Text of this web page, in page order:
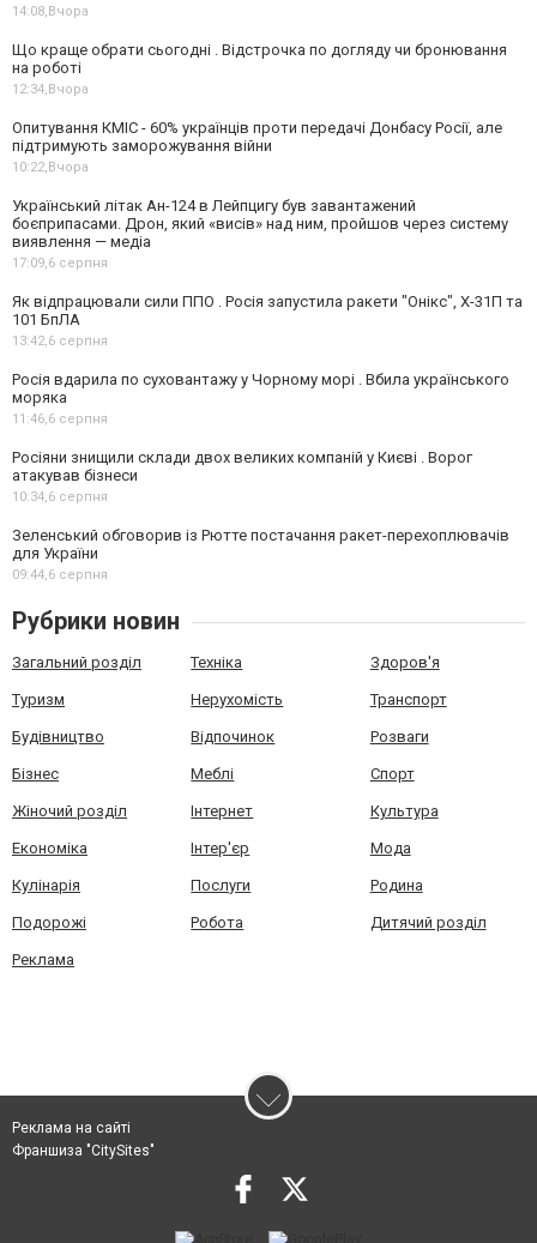
14:08,Вчора
Що краще обрати сьогодні . Відстрочка по догляду чи бронювання
на роботі
12:34,Вчора
Опитування КМІС - 60% українців проти передачі Донбасу Росії, але
підтримують заморожування війни
10:22,Вчора
Український літак Ан-124 в Лейпцигу був завантажений
боєприпасами. Дрон, який «висів» над ним, пройшов через систему
виявлення — медіа
17:09,6 серпня
Як відпрацювали сили ППО . Росія запустила ракети "Онікс", Х-31П та
101 БпЛА
13:42,6 серпня
Росія вдарила по суховантажу у Чорному морі . Вбила українського
моряка
11:46,6 серпня
Росіяни знищили склади двох великих компаній у Києві . Ворог
атакував бізнеси
10:34,6 серпня
Зеленський обговорив із Рютте постачання ракет-перехоплювачів
для України
09:44,6 серпня
Рубрики новин
Загальний розділ Техніка Здоров'я
Туризм Нерухомість Транспорт
Будівництво Відпочинок Розваги
Бізнес Меблі Спорт
Жіночий розділ Інтернет Культура
Економіка Інтер'єр Мода
Кулінарія Послуги Родина
Подорожі Робота Дитячий розділ
Реклама
Реклама на сайті
Франшиза "CitySites"